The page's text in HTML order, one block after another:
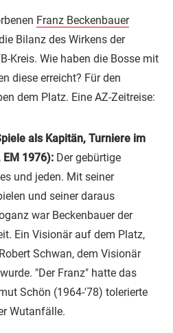
Franz Beckenbauer
Bilanz des Wirkens der
Kreis. Wie haben die Bosse mit
diese erreicht? Für den
dem Platz. Eine AZ-Zeitreise:
als Kapitän, Turniere im
EM 1976): Der gebürtige
und jeden. Mit seiner
und seiner daraus
war Beckenbauer der
Ein Visionär auf dem Platz,
Schwan, dem Visionär
"Der Franz" hatte das
Schön (1964-'78) tolerierte
Wutanfälle.